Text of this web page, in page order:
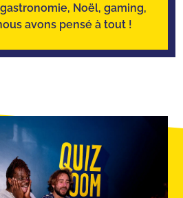
Noël, gaming,
avons pensé à tout !